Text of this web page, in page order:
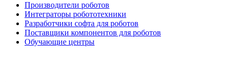
Производители роботов
Интеграторы робототехники
Разработчики софта для роботов
Поставщики компонентов для роботов
Обучающие центры